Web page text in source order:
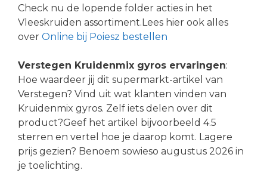
Check nu de lopende folder acties in het
Vleeskruiden assortiment.Lees hier ook alles
over Online bij Poiesz bestellen
Verstegen Kruidenmix gyros ervaringen:
Hoe waardeer jij dit supermarkt-artikel van
Verstegen? Vind uit wat klanten vinden van
Kruidenmix gyros. Zelf iets delen over dit
product?Geef het artikel bijvoorbeeld 4.5
sterren en vertel hoe je daarop komt. Lagere
prijs gezien? Benoem sowieso augustus 2026 in
je toelichting.